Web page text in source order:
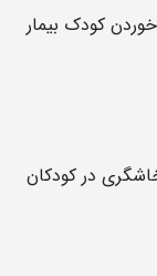
کودک بیمار
در کودکان